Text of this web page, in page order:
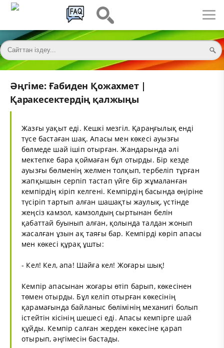
Әңгіме: Ғабиден Қожахмет |
Қаракесектердің қалжыңы
Жазғы уақыт еді. Кешкі мезгіл. Қараңғылық енді
түсе бастаған шақ. Апасы мен көкесі ауызғы
бөлмеде шай ішіп отырған. Жандарында әлі
мектепке бара қоймаған бұл отырды. Бір кезде
ауызғы бөлменің желмен толқып, тербеліп тұрған
жапқышын серпіп тастап үйге бір жұмаланған
кемпірдің кіріп келгені. Кемпірдің басында өңіріне
түсіріп тартып алған шашақты жаулық, үстінде
жеңсіз камзол, камзолдың сыртынан белін
қабаттай буынып алған, қолында талдан жонып
жасалған ұзын ақ таяғы бар. Кемпірді көріп апасы
мен көкесі құрақ ұшты:
- Кел! Кел, апа! Шайға кел! Жоғары шық!
Кемпір апасынан жоғары өтіп барып, көкесінен
төмен отырды. Бұл келіп отырған көкесінің
қарамағында байланыс бөлімінің механигі болып
істейтін кісінің шешесі еді. Апасы кемпірге шай
құйды. Кемпір салған жерден көкесіне қарап
отырып, әңгімесін бастады.